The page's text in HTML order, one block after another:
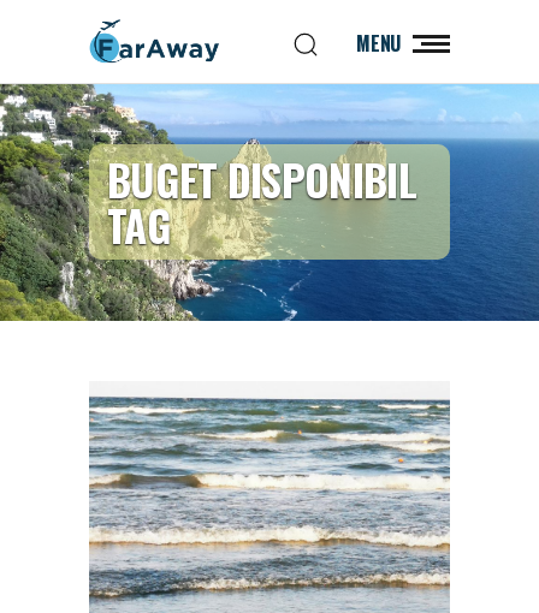
MENU
BUGET DISPONIBIL
TAG